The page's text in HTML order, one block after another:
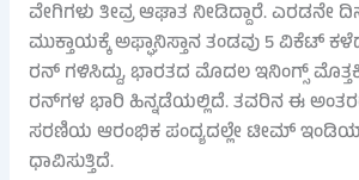
ವೇಗಿಗಳು ತೀವ್ರ ಆಘಾತ ನೀಡಿದ್ದಾರೆ. ಎರಡನೇ
ಮುಕ್ತಾಯಕ್ಕೆ ಅಫ್ಘಾನಿಸ್ತಾನ ತಂಡವು 5 ವಿಕೆಟ್
ರನ್ ಗಳಿಸಿದ್ದು, ಭಾರತದ ಮೊದಲ ಇನಿಂಗ್ಸ್
ರನ್‌ಗಳ ಭಾರಿ ಹಿನ್ನಡೆಯಲ್ಲಿದೆ. ತವರಿನ ಈ
ಸರಣಿಯ ಆರಂಭಿಕ ಪಂದ್ಯದಲ್ಲೇ ಟೀಮ್
ಧಾವಿಸುತ್ತಿದೆ.